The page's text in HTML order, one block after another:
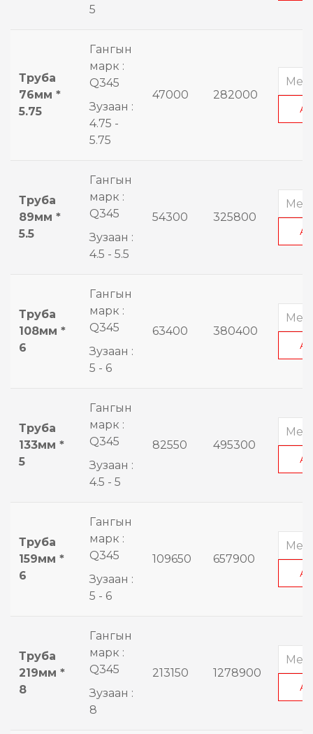
5
Труба
76мм *
5.75
Гангын
марк :
Q345
Зузаан :
4.75 -
5.75
47000 282000
Труба
89мм *
5.5
Гангын
марк :
Q345
Зузаан :
4.5 - 5.5
54300 325800
Труба
108мм *
6
Гангын
марк :
Q345
Зузаан :
5 - 6
63400 380400
Труба
133мм *
5
Гангын
марк :
Q345
Зузаан :
4.5 - 5
82550 495300
Труба
159мм *
6
Гангын
марк :
Q345
Зузаан :
5 - 6
109650 657900
Труба
219мм *
8
Гангын
марк :
Q345
Зузаан :
8
213150 1278900